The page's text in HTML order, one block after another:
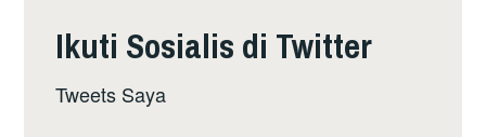
Ikuti Sosialis di Twitter
Tweets Saya